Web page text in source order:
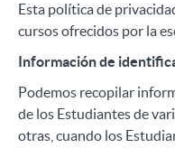
Esta política de
cursos ofrecidos por la
Información de
Podemos recopilar
de los Estudiantes de
otras, cuando los